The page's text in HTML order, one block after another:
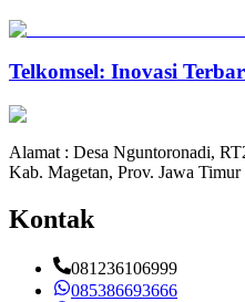
Telkomsel: Inovasi
Alamat : Desa Nguntoronadi,
Kab. Magetan, Prov. Jawa Timur
Kontak
081236106999
085386693666